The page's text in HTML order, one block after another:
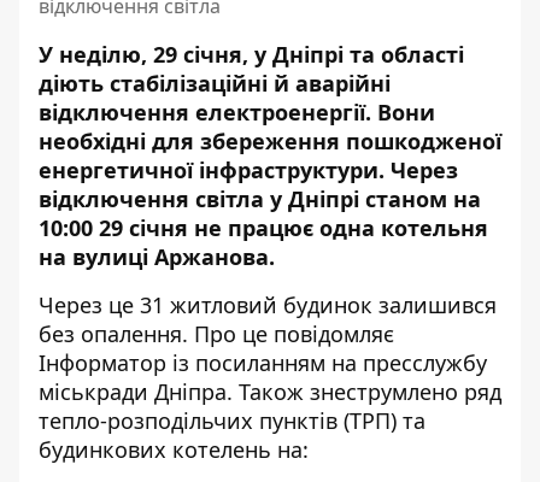
відключення світла
У неділю, 29 січня, у Дніпрі та області
діють стабілізаційні й аварійні
відключення електроенергії. Вони
необхідні для збереження пошкодженої
енергетичної інфраструктури. Через
відключення світла у Дніпрі станом на
10:00 29 січня не працює одна котельня
на вулиці Аржанова.
Через це 31 житловий будинок залишився
без опалення. Про це повідомляє
Інформатор із посиланням на пресслужбу
міськради Дніпра. Також знеструмлено ряд
тепло-розподільчих пунктів (ТРП) та
будинкових котелень на: